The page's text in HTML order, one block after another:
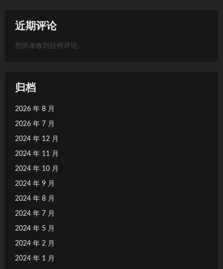
近期评论
您尚未收到任何评论。
归档
2026 年 8 月
2026 年 7 月
2024 年 12 月
2024 年 11 月
2024 年 10 月
2024 年 9 月
2024 年 8 月
2024 年 7 月
2024 年 5 月
2024 年 2 月
2024 年 1 月